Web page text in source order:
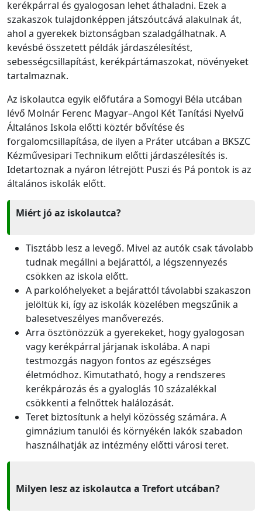
kerékpárral és gyalogosan lehet áthaladni. Ezek a
szakaszok tulajdonképpen játszóutcává alakulnak át,
ahol a gyerekek biztonságban szaladgálhatnak. A
kevésbé összetett példák járdaszélesítést,
sebességcsillapítást, kerékpártámaszokat, növényeket
tartalmaznak.
Az iskolautca egyik előfutára a Somogyi Béla utcában
lévő Molnár Ferenc Magyar–Angol Két Tanítási Nyelvű
Általános Iskola előtti köztér bővítése és
forgalomcsillapítása, de ilyen a Práter utcában a BKSZC
Kézművesipari Technikum előtti járdaszélesítés is.
Idetartoznak a nyáron létrejött Puszi és Pá pontok is az
általános iskolák előtt.
Miért jó az iskolautca?
Tisztább lesz a levegő. Mivel az autók csak távolabb
tudnak megállni a bejárattól, a légszennyezés
csökken az iskola előtt.
A parkolóhelyeket a bejárattól távolabbi szakaszon
jelöltük ki, így az iskolák közelében megszűnik a
balesetveszélyes manőverezés.
Arra ösztönözzük a gyerekeket, hogy gyalogosan
vagy kerékpárral járjanak iskolába. A napi
testmozgás nagyon fontos az egészséges
életmódhoz. Kimutatható, hogy a rendszeres
kerékpározás és a gyaloglás 10 százalékkal
csökkenti a felnőttek halálozását.
Teret biztosítunk a helyi közösség számára. A
gimnázium tanulói és környékén lakók szabadon
használhatják az intézmény előtti városi teret.
Milyen lesz az iskolautca a Trefort utcában?